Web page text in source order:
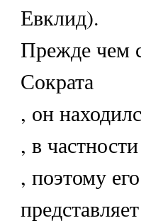
Евклид).
Прежде чем
Сократа
, он
, в
, поэтому